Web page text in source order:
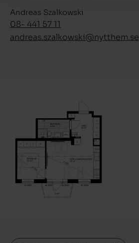
Andreas Szalkowski
08- 441 57 11
andreas.szalkowski­@nytthem.se